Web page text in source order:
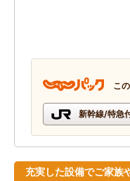
こ
新幹線/特急
充実した設備でご家族